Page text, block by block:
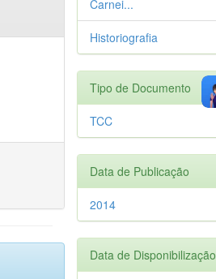
Carnei...
Historiografia
Tipo de Documento
TCC
Data de Publicação
2014
Data de Disponibilização